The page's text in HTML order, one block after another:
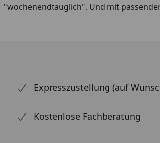
"wochenendtauglich". Und mit
Expresszustellung (auf
Kostenlose Fachberatung